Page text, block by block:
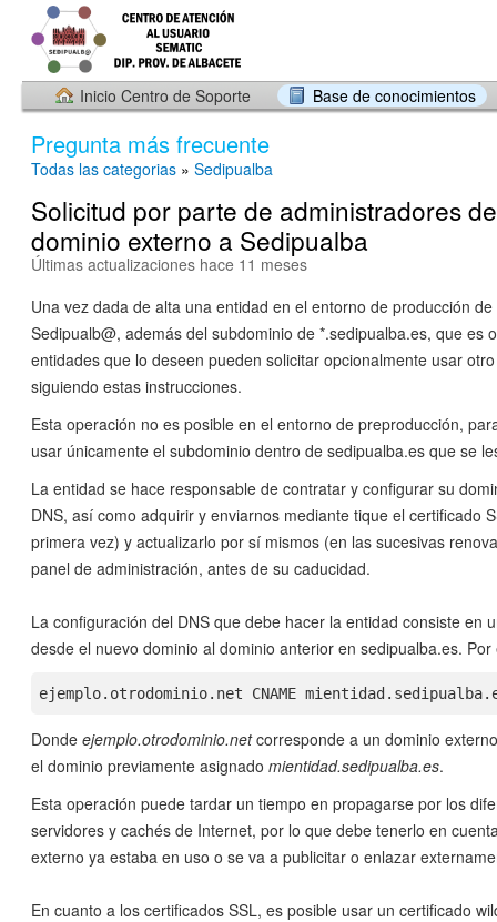
Inicio Centro de Soporte Base de conocimientos
Pregunta más frecuente
Todas las categorias » Sedipualba
Solicitud por parte de administradores
dominio externo a Sedipualba
Últimas actualizaciones hace 11 meses
Una vez dada de alta una entidad en el entorno de producción
Sedipualb@, además del subdominio de *.sedipualba.es, que es
entidades que lo deseen pueden solicitar opcionalmente usar
siguiendo estas instrucciones.
Esta operación no es posible en el entorno de preproducción,
usar únicamente el subdominio dentro de sedipualba.es que se
La entidad se hace responsable de contratar y configurar su
DNS, así como adquirir y enviarnos mediante tique el certificado
primera vez) y actualizarlo por sí mismos (en las sucesivas
panel de administración, antes de su caducidad.
La configuración del DNS que debe hacer la entidad consiste en
desde el nuevo dominio al dominio anterior en sedipualba.es. Por
ejemplo.otrodominio.net CNAME
Donde ejemplo.otrodominio.netcorresponde a un dominio
el dominio previamente asignado mientidad.sedipualba.es.
Esta operación puede tardar un tiempo en propagarse por los
servidores y cachés de Internet, por lo que debe tenerlo en
externo ya estaba en uso o se va a publicitar o enlazar
En cuanto a los certificados SSL, es posible usar un certificado